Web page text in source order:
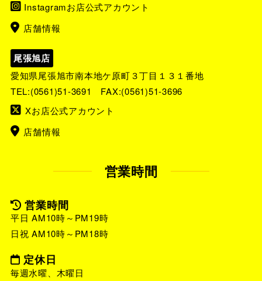
Instagramお店公式アカウント
店舗情報
尾張旭店
愛知県尾張旭市南本地ケ原町３丁目１３１番地
TEL:(0561)51-3691
FAX:(0561)51-3696
Xお店公式アカウント
店舗情報
営業時間
営業時間
平日 AM10時～PM19時
日祝 AM10時～PM18時
定休日
毎週水曜、木曜日